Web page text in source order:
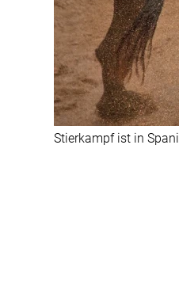
Stierkampf ist in